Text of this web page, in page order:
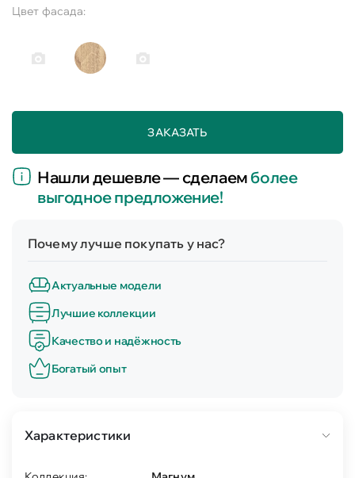
Цвет фасада:
ЗАКАЗАТЬ
Нашли дешевле — сделаемболее
выгодное предложение!
Почему лучше покупать у нас?
Актуальные модели
Лучшие коллекции
Качество и надёжность
Богатый опыт
Характеристики